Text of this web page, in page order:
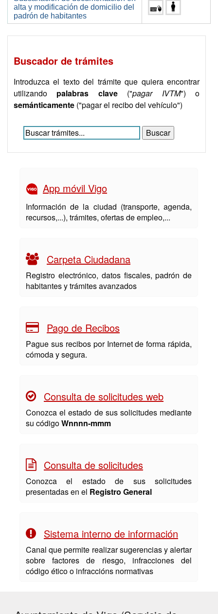
alta y modificación de domicilio del
padrón de habitantes
Buscador de trámites
Introduzca el texto del trámite que quiera encontrar
utilizando palabras clave ("pagar IVTM") o
semánticamente ("pagar el recibo del vehículo")
App móvil Vigo
Información de la ciudad (transporte, agenda,
recursos,...), trámites, ofertas de empleo,...
Carpeta Ciudadana
Registro electrónico, datos fiscales, padrón de
habitantes y trámites avanzados
Pago de Recibos
Pague sus recibos por Internet de forma rápida,
cómoda y segura.
Consulta de solicitudes web
Conozca el estado de sus solicitudes mediante
su códigoWnnnn-mmm
Consulta de solicitudes
Conozca el estado de sus solicitudes
presentadas en el Registro General
Sistema interno de información
Canal que permite realizar sugerencias y alertar
sobre factores de riesgo, infracciones del
código ético o infraccións normativas